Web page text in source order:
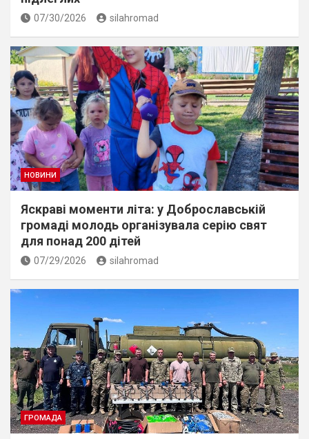
07/30/2026 silahromad
НОВИНИ
Яскраві моменти літа: у Доброславській
громаді молодь організувала серію свят
для понад 200 дітей
07/29/2026 silahromad
ГРОМАДА